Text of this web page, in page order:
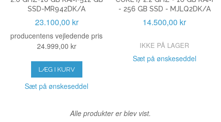
SSD-MR942DK/A
23.100,00 kr
producentens vejledende pris
24.999,00 kr
LÆG I KURV
Sæt på ønskeseddel
- 256 GB SSD - MJLQ2DK/A
14.500,00 kr
IKKE PÅ LAGER
Sæt på ønskeseddel
Alle produkter er blev vist.